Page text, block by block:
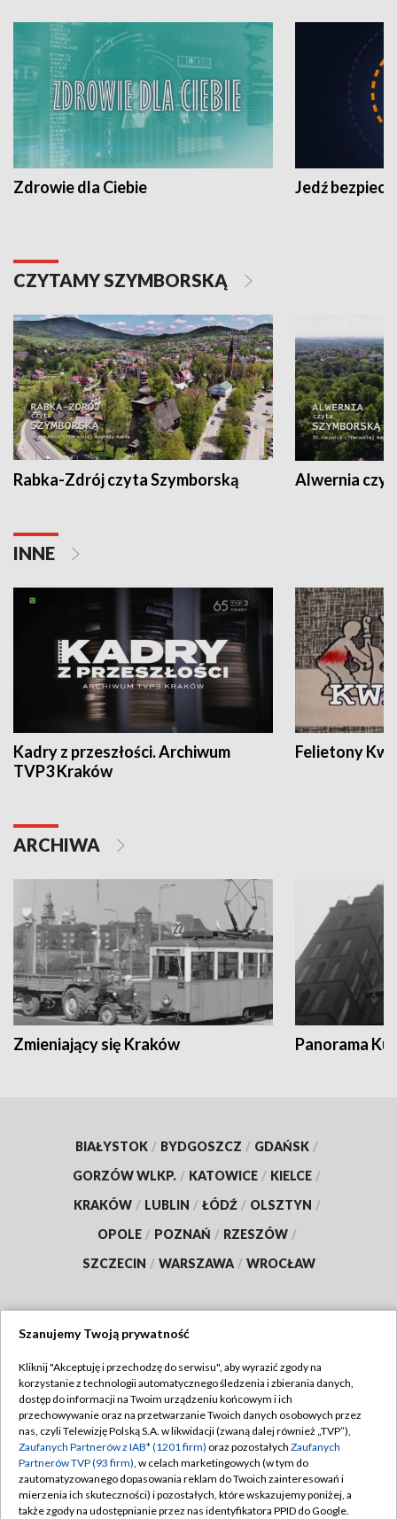
Zdrowie dla Ciebie Jedź
CZYTAMY SZYMBORSKĄ
Rabka-Zdrój czyta Szymborską Alwernia
INNE
Kadry z przeszłości. Archiwum
TVP3 Kraków
Felietony
ARCHIWA
Zmieniający się Kraków Panorama
BIAŁYSTOK / BYDGOSZCZ / GDAŃSK /
GORZÓW WLKP. / KATOWICE / KIELCE /
KRAKÓW / LUBLIN / ŁÓDŹ / OLSZTYN /
OPOLE / POZNAŃ / RZESZÓW /
SZCZECIN / WARSZAWA / WROCŁAW
TVP
Abonament TVP
Emisja w TVP
Centrum informacji TVP
Naziemna Telewizja Cyfrowa
Regulamin TVP
Polityka prywatności
Moje zgody
Pomoc
Szanujemy Twoją prywatność
Kliknij "Akceptuję i przechodzę do serwisu", aby wyrazić zgody na
korzystanie z technologii automatycznego śledzenia i zbierania danych,
dostęp do informacji na Twoim urządzeniu końcowym i ich
przechowywanie oraz na przetwarzanie Twoich danych osobowych przez
nas, czyli Telewizję Polską S.A. w likwidacji (zwaną dalej również „TVP”),
Zaufanych Partnerów z IAB* (1201 firm) oraz pozostałych Zaufanych
Partnerów TVP (93 firm), w celach marketingowych (w tym do
zautomatyzowanego dopasowania reklam do Twoich zainteresowań i
mierzenia ich skuteczności) i pozostałych, które wskazujemy poniżej, a
także zgody na udostępnianie przez nas identyfikatora PPID do Google.